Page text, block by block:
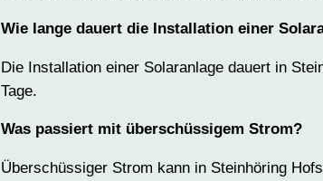
Wie lange dauert die Installation einer
Die Installation einer Solaranlage dauert in
Tage.
Was passiert mit überschüssigem Strom?
Überschüssiger Strom kann in Steinhöring